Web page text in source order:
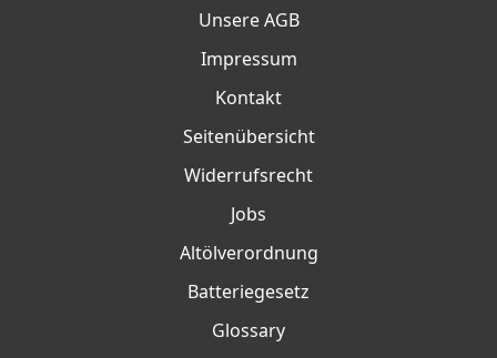
Unsere AGB
Impressum
Kontakt
Seitenübersicht
Widerrufsrecht
Jobs
Altölverordnung
Batteriegesetz
Glossary